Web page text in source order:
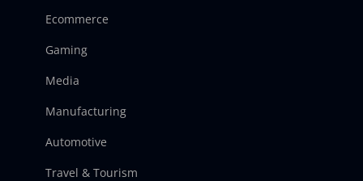
Ecommerce
Gaming
Media
Manufacturing
Automotive
Travel & Tourism